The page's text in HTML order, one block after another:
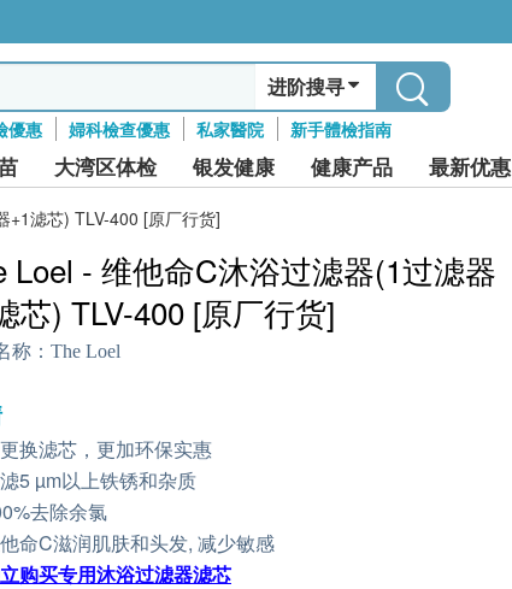
进阶搜寻
優惠 婦科檢查優惠 私家醫院 新手體檢指南
大湾区体检 银发健康 健康产品 最新优惠
+1滤芯) TLV-400 [原厂行货]
Loel - 维他命C沐浴过滤器(1过滤器
芯) TLV-400 [原厂行货]
称： The Loel
换滤芯，更加环保实惠
5 µm以上铁锈和杂质
去除余氯
命C滋润肌肤和头发, 减少敏感
购买专用沐浴过滤器滤芯